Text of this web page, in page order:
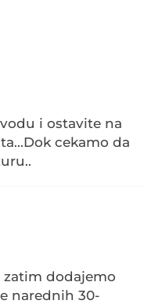
i ostavite na
cekamo da
zatim dodajemo
narednih 30-